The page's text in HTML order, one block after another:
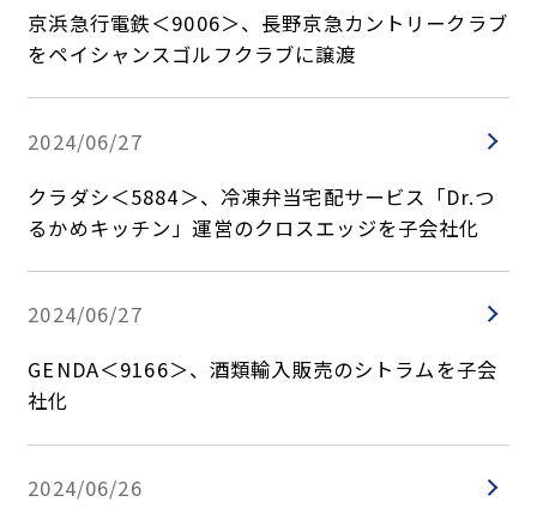
京浜急行電鉄＜9006＞、長野京急カントリークラブ
をペイシャンスゴルフクラブに譲渡
2024/06/27
クラダシ＜5884＞、冷凍弁当宅配サービス「Dr.つ
るかめキッチン」運営のクロスエッジを子会社化
2024/06/27
GENDA＜9166＞、酒類輸入販売のシトラムを子会
社化
2024/06/26